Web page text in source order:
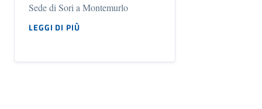
Sede di Sori a Montemurlo
LEGGI DI PIÙ
SU SORI - MONTEMURLO